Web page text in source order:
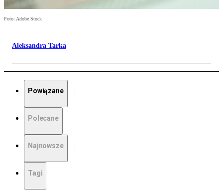
Foto: Adobe Stock
Aleksandra Tarka
Powiązane
Polecane
Najnowsze
Tagi